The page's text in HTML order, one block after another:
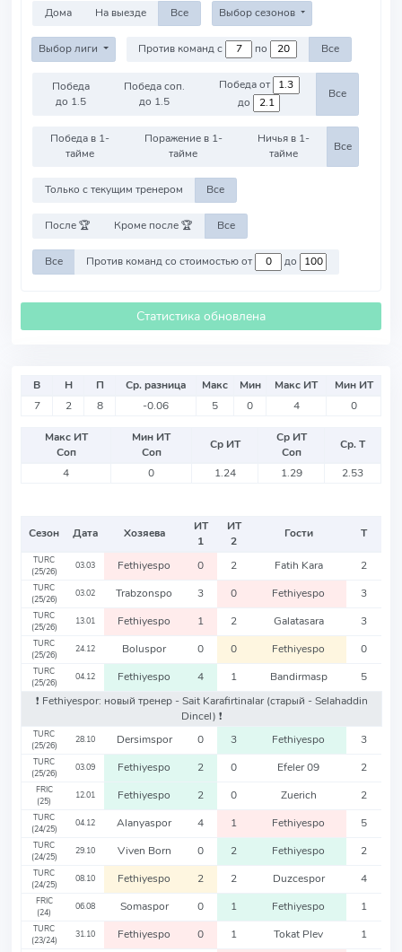
Дома На выезде Все Выбор сезонов
Выбор лиги Против команд с по Все
Победа
до 1.5
Победа соп.
до 1.5
Победа от
до
Все
Победа в 1-
тайме
Поражение в 1-
тайме
Ничья в 1-
тайме
Все
Только с текущим тренером Все
После 🏆 Кроме после 🏆 Все
Все Против команд со стоимостью от до
Статистика обновлена
В Н П Ср. разница Макс Мин Макс ИТ
Мин ИТ
7
2 8 -0.06 5 0 4 0
Макс ИТ
Соп
Мин ИТ
Соп
Ср ИТ
Ср ИТ
Соп
Ср. Т
4
0 1.24 1.29 2.53
Сезон Дата Хозяева
ИТ
1
ИТ
2
Гости Т
TURC
(25/26)
03.03 Fethiyespo 0 2 Fatih Kara 2
TURC
(25/26)
03.02 Trabzonspo 3 0 Fethiyespo 3
TURC
(25/26)
13.01 Fethiyespo 1 2 Galatasara 3
TURC
(25/26)
24.12 Boluspor 0 0 Fethiyespo 0
TURC
(25/26)
04.12 Fethiyespo 4 1 Bandirmasp
5
❗️ Fethiyespor: новый тренер - Sait Karafirtinalar(старый - Selahaddin
Dincel) ❗️
TURC
(25/26)
28.10 Dersimspor 0 3 Fethiyespo 3
TURC
(25/26)
03.09 Fethiyespo 2 0 Efeler 09 2
FRIC
(25)
12.01 Fethiyespo 2 0 Zuerich 2
TURC
(24/25)
04.12 Alanyaspor 4 1 Fethiyespo 5
TURC
(24/25)
29.10 Viven Born 0 2 Fethiyespo 2
TURC
(24/25)
08.10 Fethiyespo 2 2 Duzcespor 4
FRIC
(24)
06.08 Somaspor 0 1 Fethiyespo 1
TURC
(23/24)
31.10 Fethiyespo 0 1 Tokat Plev 1